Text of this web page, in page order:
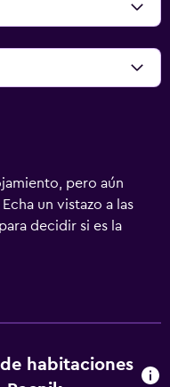
pero aún
un vistazo a las
decidir si es la
habitaciones